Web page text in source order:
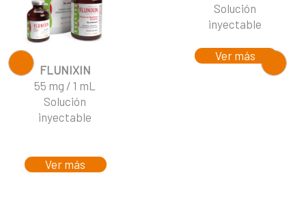
FLUNIXIN
55 mg / 1 mL
Solución
inyectable
Ver más
Solución
inyectable
Ver más